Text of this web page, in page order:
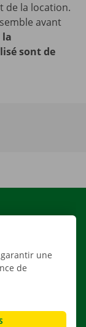
de la location.
avant
la
sont de
une
de